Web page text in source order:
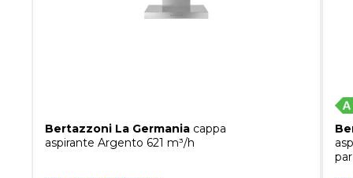
Bertazzoni La Germania cappa
aspirante Argento 621 m³/h